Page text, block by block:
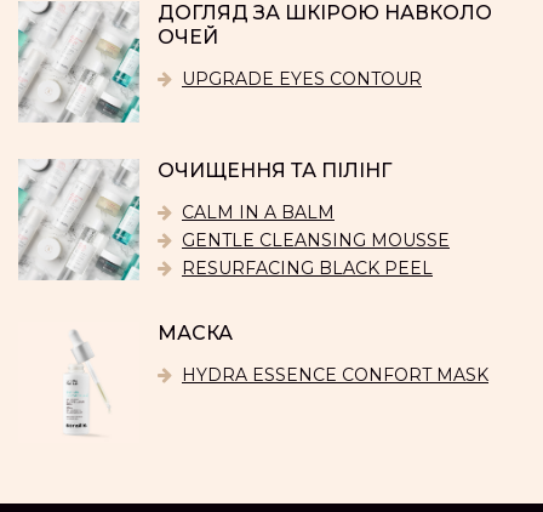
ДОГЛЯД ЗА ШКІРОЮ НАВКОЛО
ОЧЕЙ
UPGRADE EYES CONTOUR
ОЧИЩЕННЯ ТА ПІЛІНГ
CALM IN A BALM
GENTLE CLEANSING MOUSSE
RESURFACING BLACK PEEL
МАСКА
HYDRA ESSENCE CONFORT MASK